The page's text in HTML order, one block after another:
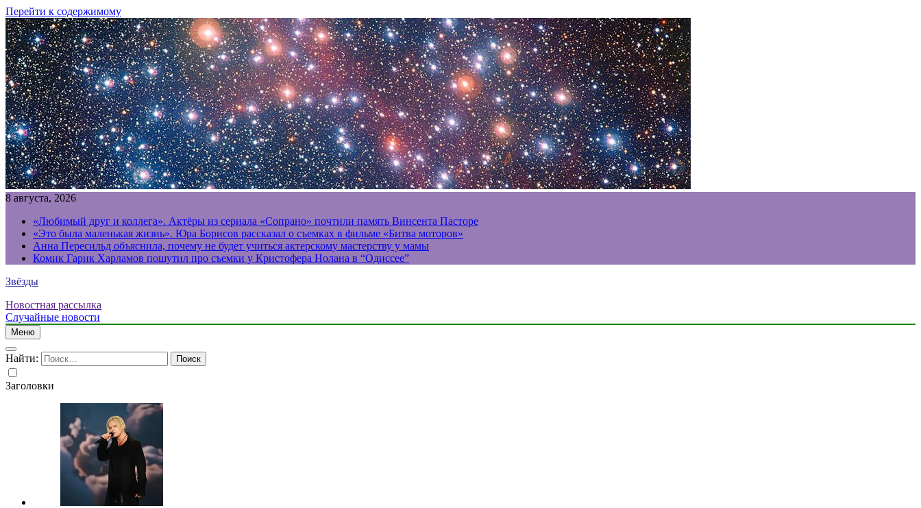
Перейти к содержимому
8 августа, 2026
«Любимый друг и коллега». Актёры из сериала «Сопрано» почтили память Винсента Пасторе
«Это была маленькая жизнь». Юра Борисов рассказал о съемках в фильме «Битва моторов»
Анна Пересильд объяснила, почему не будет учиться актерскому мастерству у мамы
Комик Гарик Харламов пошутил про съемки у Кристофера Нолана в “Одиссее”
Звёзды
Новостная рассылка
Случайные новости
Меню
Найти:
Заголовки